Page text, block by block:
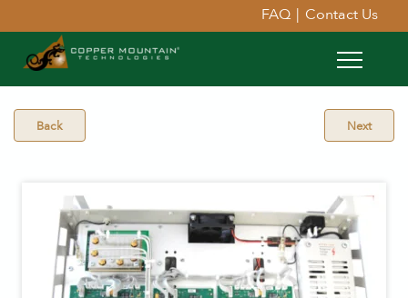
FAQ | Contact Us
Back Next